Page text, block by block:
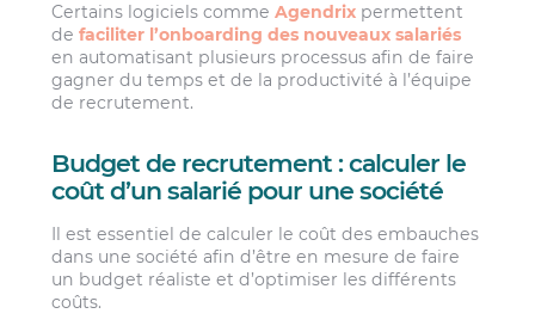
Certains logiciels commeAgendrix permettent
defaciliter l’onboarding des nouveaux salariés
en automatisant plusieurs processus afin de faire
gagner du temps et de la productivité à l’équipe
de recrutement.
Budget de recrutement : calculer le
coût d’un salarié pour une société
Il est essentiel de calculer le coût des embauches
dans une société afin d’être en mesure de faire
un budget réaliste et d’optimiser les différents
coûts.